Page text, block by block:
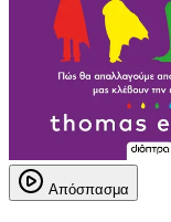
Απόσπασμα